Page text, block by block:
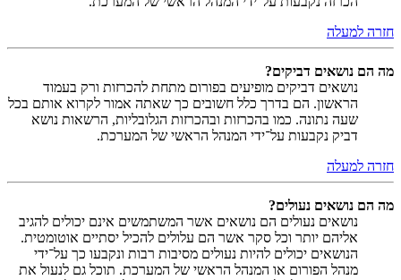
חזרה למעלה
מה הם נושאים דביקים?
נושאים דביקים מופיעים בפורום מתחת להכרזות ורק בעמוד
הראשון. הם בדרך כלל חשובים כך שאתה אמור לקרוא אותם בכל
שעה נתונה. כמו בהכרזות ובהכרזות הגלובליות, הרשאות נושא
דביק נקבעות על־ידי המנהל הראשי של המערכת.
חזרה למעלה
מה הם נושאים נעולים?
נושאים נעולים הם נושאים אשר המשתמשים אינם יכולים להגיב
אליהם יותר וכל סקר אשר הם עלולים להכיל יסתיים אוטומטית.
הנושאים יכולים להיות נעולים מסיבות רבות ונקבעו כך על־ידי
מנהל הפורום או המנהל הראשי של המערכת. תוכל גם לנעול את